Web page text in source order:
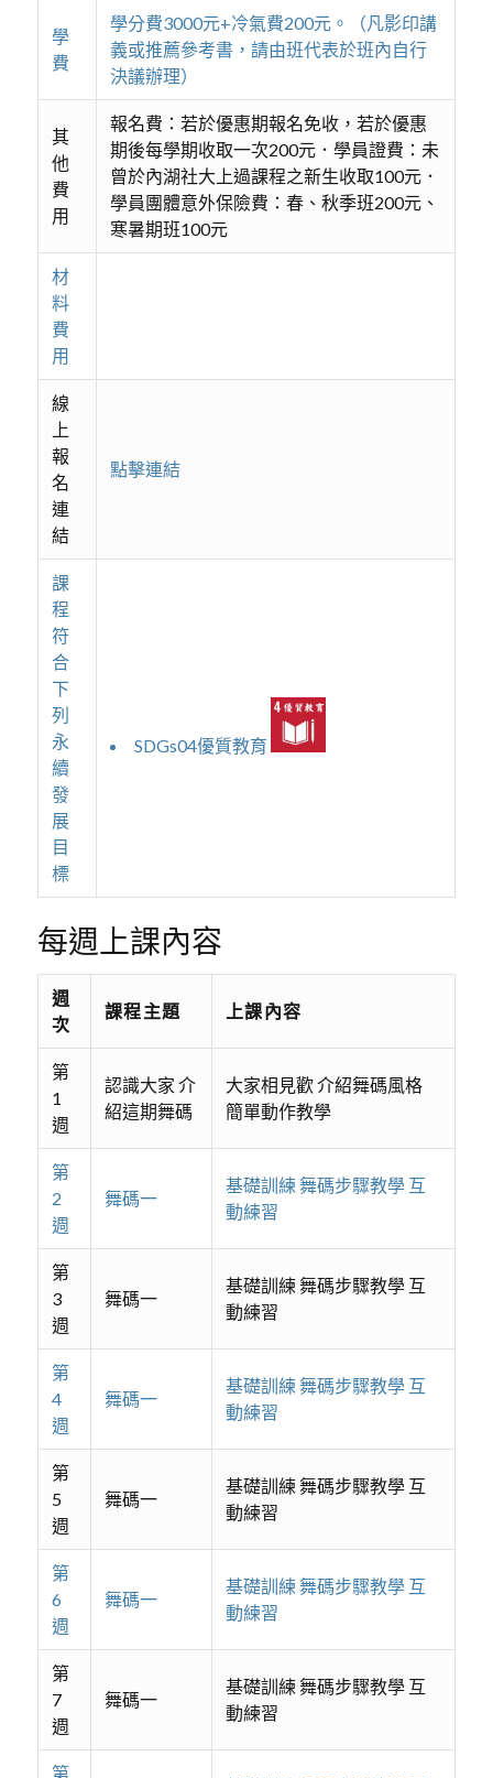
學
費
學分費3000元+冷氣費200元。（凡影印講
義或推薦參考書，請由班代表於班內自行
決議辦理）
其
他
費
用
報名費：若於優惠期報名免收，若於優惠
期後每學期收取一次200元．學員證費：未
曾於內湖社大上過課程之新生收取100元．
學員團體意外保險費：春、秋季班200元、
寒暑期班100元
材
料
費
用
線
上
報
名
連
結
點擊連結
課
程
符
合
下
列
永
續
發
展
目
標
SDGs04優質教育
每週上課內容
週
次
課程主題 上課內容
第
1
週
認識大家 介
紹這期舞碼
大家相見歡 介紹舞碼風格
簡單動作教學
第
2
週
舞碼一
基礎訓練 舞碼步驟教學 互
動練習
第
3
週
舞碼一
基礎訓練 舞碼步驟教學 互
動練習
第
4
週
舞碼一
基礎訓練 舞碼步驟教學 互
動練習
第
5
週
舞碼一
基礎訓練 舞碼步驟教學 互
動練習
第
6
週
舞碼一
基礎訓練 舞碼步驟教學 互
動練習
第
7
週
舞碼一
基礎訓練 舞碼步驟教學 互
動練習
第